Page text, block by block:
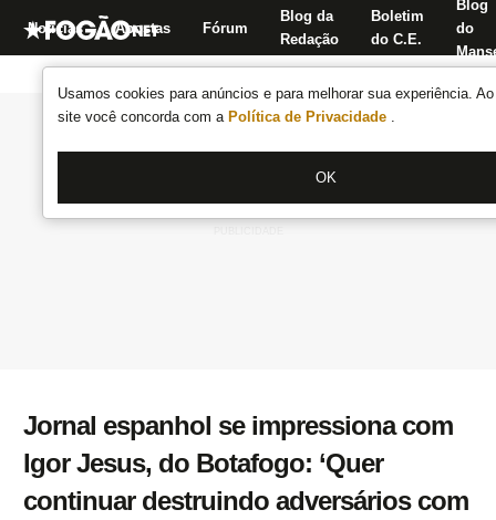
Usamos cookies para anúncios e para melhorar sua experiência.
site você concorda com a Política de Privacidade .
OK
Notícias Apostas Fórum
Blog da
Redação
Boletim
do C.E.
Blog
do
Jornal espanhol se impressiona com
Igor Jesus, do Botafogo: ‘Quer
continuar destruindo adversários com